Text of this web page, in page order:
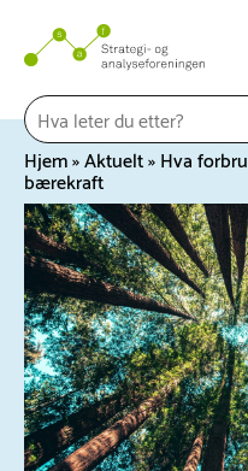
innhold
Hjem»Aktuelt»Hva
bærekraft